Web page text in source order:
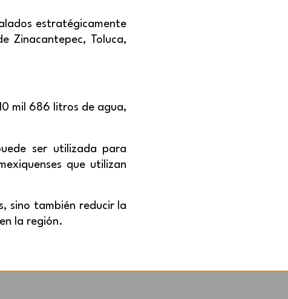
estratégicamente
Zinacantepec, Toluca,
mil 686 litros de agua,
ser utilizada para
que utilizan
sino también reducir la
la región.